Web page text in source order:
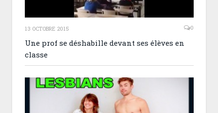
13 OCTOBRE 2015 0
Une prof se déshabille devant ses élèves en
classe